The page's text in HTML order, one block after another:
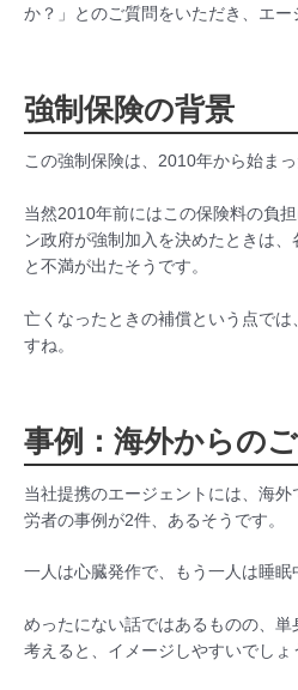
か？」とのご質問をいただき、エー
強制保険の背景
この強制保険は、2010年から始まっ
当然2010年前にはこの保険料の負
ン政府が強制加入を決めたときは
と不満が出たそうです。
亡くなったときの補償という点では
すね。
事例：海外からの
当社提携のエージェントには、海
労者の事例が2件、あるそうです。
一人は心臓発作で、もう一人は睡眠
めったにない話ではあるものの、
考えると、イメージしやすいでしょ